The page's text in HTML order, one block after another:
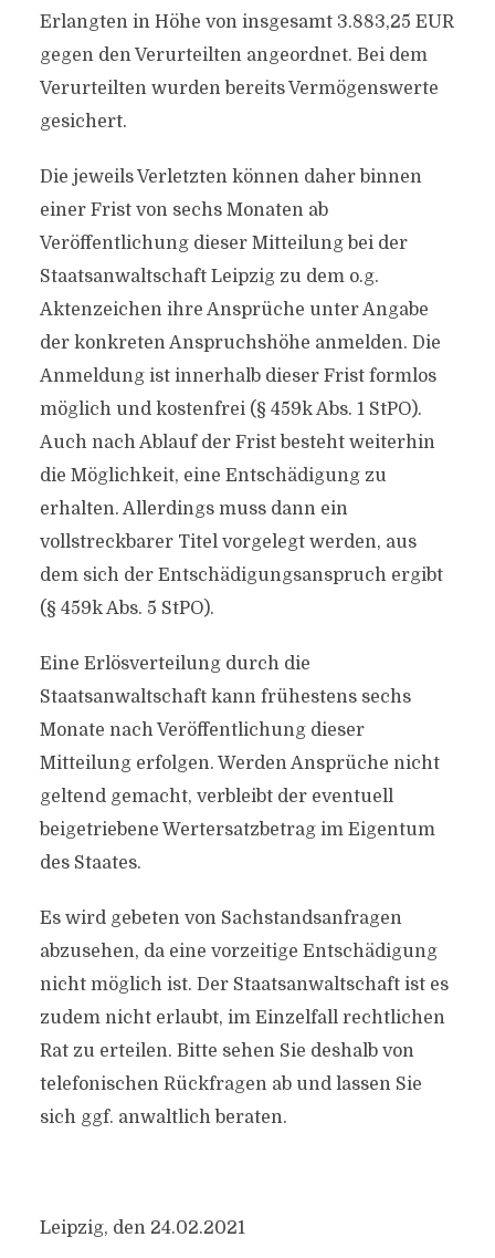
Erlangten in Höhe von insgesamt 3.883,25 EUR
gegen den Verurteilten angeordnet. Bei dem
Verurteilten wurden bereits Vermögenswerte
gesichert.
Die jeweils Verletzten können daher binnen
einer Frist von sechs Monaten ab
Veröffentlichung dieser Mitteilung bei der
Staatsanwaltschaft Leipzig zu dem o.g.
Aktenzeichen ihre Ansprüche unter Angabe
der konkreten Anspruchshöhe anmelden. Die
Anmeldung ist innerhalb dieser Frist formlos
möglich und kostenfrei (§ 459k Abs. 1 StPO).
Auch nach Ablauf der Frist besteht weiterhin
die Möglichkeit, eine Entschädigung zu
erhalten. Allerdings muss dann ein
vollstreckbarer Titel vorgelegt werden, aus
dem sich der Entschädigungsanspruch ergibt
(§ 459k Abs. 5 StPO).
Eine Erlösverteilung durch die
Staatsanwaltschaft kann frühestens sechs
Monate nach Veröffentlichung dieser
Mitteilung erfolgen. Werden Ansprüche nicht
geltend gemacht, verbleibt der eventuell
beigetriebene Wertersatzbetrag im Eigentum
des Staates.
Es wird gebeten von Sachstandsanfragen
abzusehen, da eine vorzeitige Entschädigung
nicht möglich ist. Der Staatsanwaltschaft ist es
zudem nicht erlaubt, im Einzelfall rechtlichen
Rat zu erteilen. Bitte sehen Sie deshalb von
telefonischen Rückfragen ab und lassen Sie
sich ggf. anwaltlich beraten.
Leipzig, den 24.02.2021